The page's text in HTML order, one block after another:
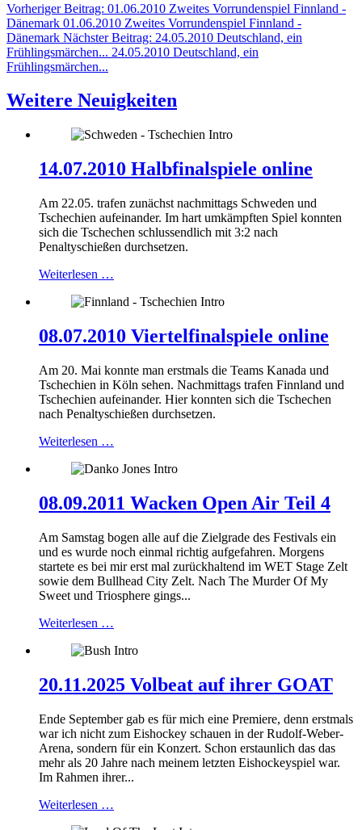
Vorheriger Beitrag: 01.06.2010 Zweites Vorrundenspiel Finnland -
Dänemark 01.06.2010 Zweites Vorrundenspiel Finnland -
Dänemark Nächster Beitrag: 24.05.2010 Deutschland, ein
Frühlingsmärchen... 24.05.2010 Deutschland, ein
Frühlingsmärchen...
Weitere Neuigkeiten
14.07.2010 Halbfinalspiele online
Am 22.05. trafen zunächst nachmittags Schweden und
Tschechien aufeinander. Im hart umkämpften Spiel konnten
sich die Tschechen schlussendlich mit 3:2 nach
Penaltyschießen durchsetzen.
Weiterlesen …
08.07.2010 Viertelfinalspiele online
Am 20. Mai konnte man erstmals die Teams Kanada und
Tschechien in Köln sehen. Nachmittags trafen Finnland und
Tschechien aufeinander. Hier konnten sich die Tschechen
nach Penaltyschießen durchsetzen.
Weiterlesen …
08.09.2011 Wacken Open Air Teil 4
Am Samstag bogen alle auf die Zielgrade des Festivals ein
und es wurde noch einmal richtig aufgefahren. Morgens
startete es bei mir erst mal zurückhaltend im WET Stage Zelt
sowie dem Bullhead City Zelt. Nach The Murder Of My
Sweet und Triosphere gings...
Weiterlesen …
20.11.2025 Volbeat auf ihrer GOAT
Ende September gab es für mich eine Premiere, denn erstmals
war ich nicht zum Eishockey schauen in der Rudolf-Weber-
Arena, sondern für ein Konzert. Schon erstaunlich das das
mehr als 20 Jahre nach meinem letzten Eishockeyspiel war.
Im Rahmen ihrer...
Weiterlesen …